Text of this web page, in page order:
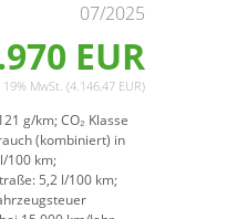
07/2025
EUR
19% MwSt. (4.146,47 EUR)
g/km;CO₂ Klasse
(kombiniert) in
100 km;
5,2 l/100 km;